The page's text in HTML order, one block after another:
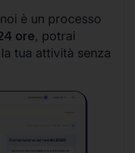
è un processo
ore, potrai
tua attività senza